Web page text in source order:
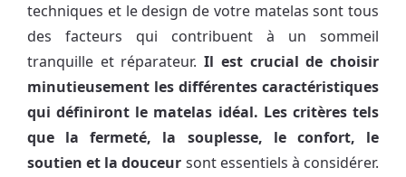
techniques et le design de votre matelas sont tous
des facteurs qui contribuent à un sommeil
tranquille et réparateur.Il est crucial de choisir
minutieusement les différentes caractéristiques
qui définiront le matelas idéal. Les critères tels
que la fermeté, la souplesse, le confort, le
soutien et la douceur sont essentiels à considérer.